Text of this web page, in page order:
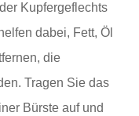
Kupfergeflechts
dabei, Fett, Öl
die
Tragen Sie das
Bürste auf und